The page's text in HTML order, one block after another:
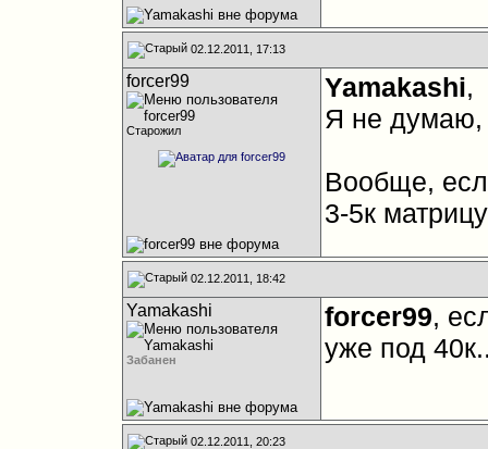
02.12.2011, 17:13
forcer99
Старожил
Yamakashi,
Я не думаю,
Вообще,
3-5к
02.12.2011, 18:42
Yamakashi
Забанен
forcer99,
уже под
02.12.2011, 20:23